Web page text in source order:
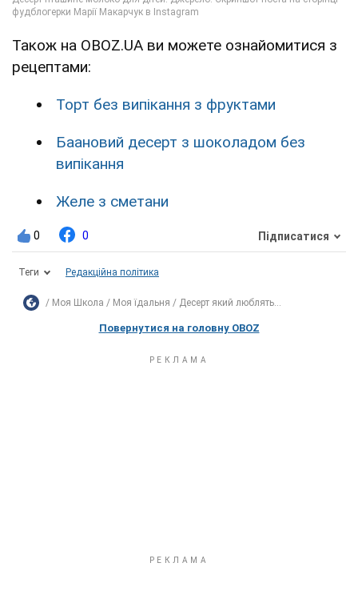
Також на OBOZ.UA ви можете ознайомитися з
рецептами:
Торт без випікання з фруктами
Баановий десерт з шоколадом без
випікання
Желе з сметани
0 0 Підписатися
Теги Редакційна політика
Моя Школа Моя їдальня Десерт який люблять...
Повернутися на головну OBOZ